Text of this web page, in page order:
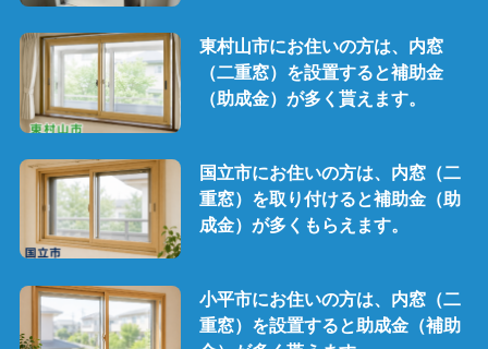
東村山市にお住いの方は、内窓
（二重窓）を設置すると補助金
（助成金）が多く貰えます。
国立市にお住いの方は、内窓（二
重窓）を取り付けると補助金（助
成金）が多くもらえます。
小平市にお住いの方は、内窓（二
重窓）を設置すると助成金（補助